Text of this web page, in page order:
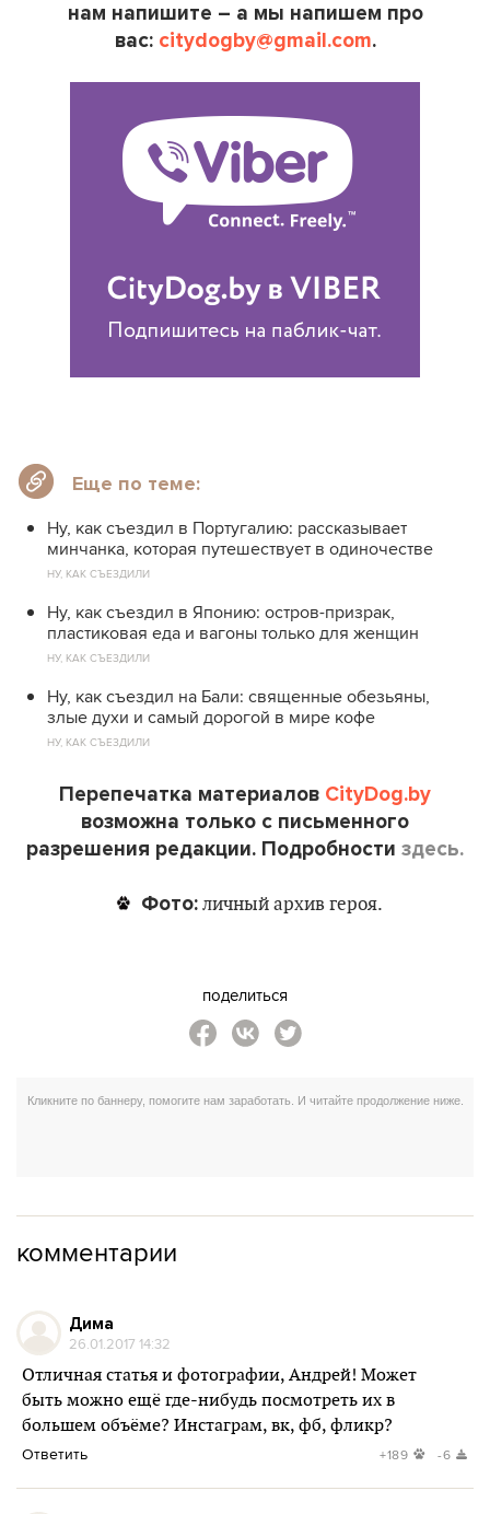
нам напишите – а мы напишем про
вас: citydogby@gmail.com.
Еще по теме:
Ну, как съездил в Португалию: рассказывает
минчанка, которая путешествует в одиночестве
НУ, КАК СЪЕЗДИЛИ
Ну, как съездил в Японию: остров-призрак,
пластиковая еда и вагоны только для женщин
НУ, КАК СЪЕЗДИЛИ
Ну, как съездил на Бали: священные обезьяны,
злые духи и самый дорогой в мире кофе
НУ, КАК СЪЕЗДИЛИ
Перепечатка материалов CityDog.by
возможна только с письменного
разрешения редакции. Подробности здесь.
Фото: личный архив героя.
поделиться
комментарии
Дима
26.01.2017 14:32
Отличная статья и фотографии, Андрей! Может
быть можно ещё где-нибудь посмотреть их в
большем объёме? Инстаграм, вк, фб, фликр?
Ответить +189 -6